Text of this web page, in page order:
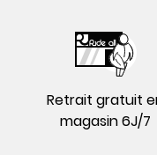
Retrait gratuit
magasin 6J/7